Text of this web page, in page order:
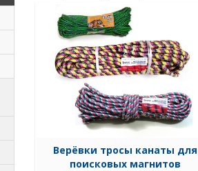
Верёвки тросы канаты для
поисковых магнитов